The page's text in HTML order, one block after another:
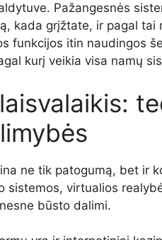
Pažangesnės
kada grįžtate, ir pagal tai
funkcijos itin naudingos
kurį veikia visa namų
ne tik patogumą, bet ir
sistemos, virtualios
būsto dalimi.